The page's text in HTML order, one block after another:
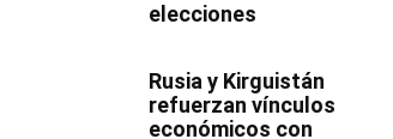
elecciones
Rusia y Kirguistán
refuerzan vínculos
económicos con